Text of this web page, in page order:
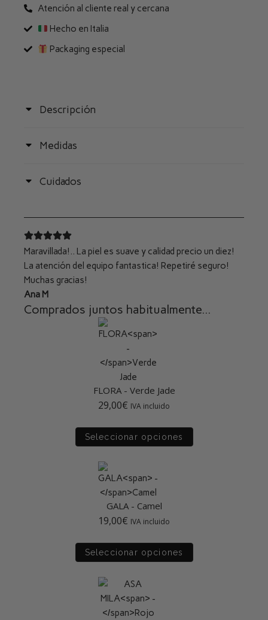
Atención al cliente real y cercana
Hecho en Italia
Packaging especial
Descripción
Medidas
Cuidados
Maravillada!.. La piel es suave y calidad precio un diez!
La atención del equipo fantastica! Repetiré seguro!
Muchas gracias!
Ana M
Comprados juntos habitualmente...
FLORA- Verde Jade
29,00€ IVA incluido
Seleccionar opciones
GALA- Camel
19,00€ IVA incluido
Seleccionar opciones